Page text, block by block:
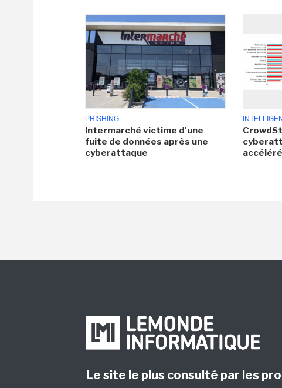
PHISHING
Intermarché victime d'une
fuite de données après une
cyberattaque
Le site le plus consulté par les